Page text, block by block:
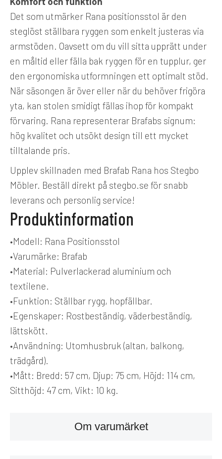
Om varumärket
Det som utmärker Rana positionsstol är den
steglöst ställbara ryggen som enkelt justeras via
armstöden. Oavsett om du vill sitta upprätt under
en måltid eller fälla bak ryggen för en tupplur, ger
den ergonomiska utformningen ett optimalt stöd.
När säsongen är över eller när du behöver frigöra
yta, kan stolen smidigt fällas ihop för kompakt
förvaring. Rana representerar Brafabs signum:
hög kvalitet och utsökt design till ett mycket
tilltalande pris.
Upplev skillnaden med Brafab Rana hos Stegbo
Möbler. Beställ direkt på stegbo.se för snabb
leverans och personlig service!
Produktinformation
•Modell: Rana Positionsstol
•Varumärke: Brafab
•Material: Pulverlackerad aluminium och
textilene.
•Funktion: Ställbar rygg, hopfällbar.
•Egenskaper: Rostbeständig, väderbeständig,
lättskött.
•Användning: Utomhusbruk (altan, balkong,
trädgård).
•Mått: Bredd: 57 cm, Djup: 75 cm, Höjd: 114 cm,
Sitthöjd: 47 cm, Vikt: 10 kg.